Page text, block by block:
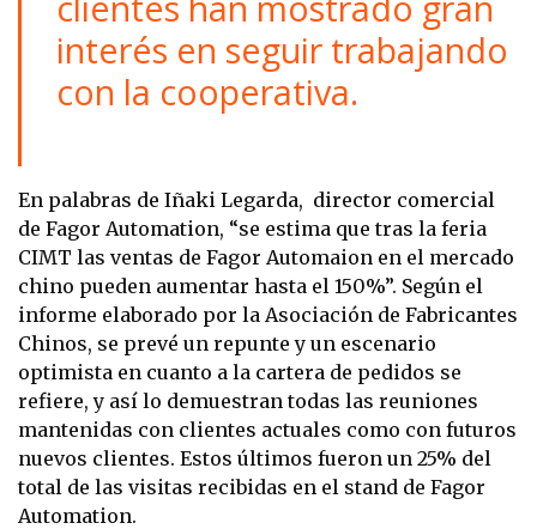
interés en seguir trabajando
con la cooperativa.
En palabras de Iñaki Legarda, director comercial
de Fagor Automation, “se estima que tras la feria
CIMT las ventas de Fagor Automaion en el mercado
chino pueden aumentar hasta el 150%”. Según el
informe elaborado por la Asociación de Fabricantes
Chinos, se prevé un repunte y un escenario
optimista en cuanto a la cartera de pedidos se
refiere, y así lo demuestran todas las reuniones
mantenidas con clientes actuales como con futuros
nuevos clientes. Estos últimos fueron un 25% del
total de las visitas recibidas en el stand de Fagor
Automation.